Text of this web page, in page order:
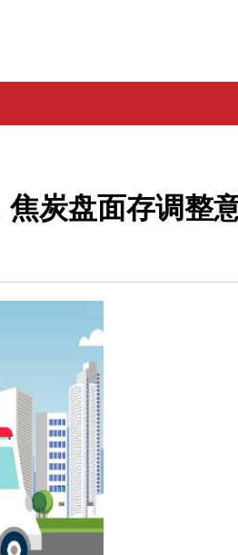
炭盘面存调整